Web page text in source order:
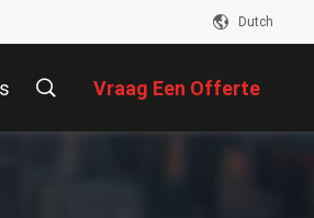
Dutch
Vraag Een Offerte